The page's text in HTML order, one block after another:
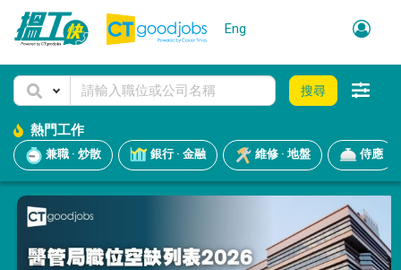
Eng
搜尋
熱門工作
兼職 · 炒散 銀行 · 金融 維修 · 地盤 侍應